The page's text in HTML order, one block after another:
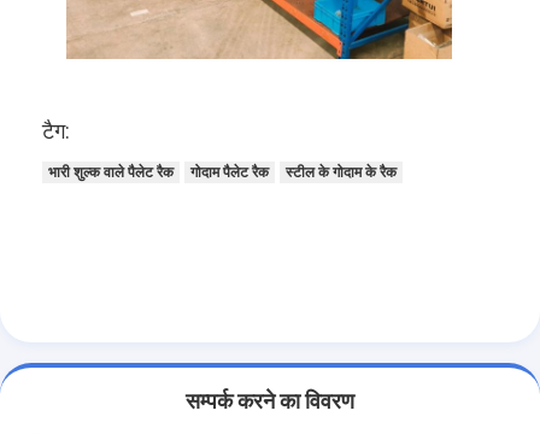
स्टील पैलेट
एल्यूमीनियम पैलेट
तार जाल पिंजरे
टैग:
भारी शुल्क वाले पैलेट रैक गोदाम पैलेट रैक स्टील के गोदाम के रैक
सम्पर्क करने का विवरण